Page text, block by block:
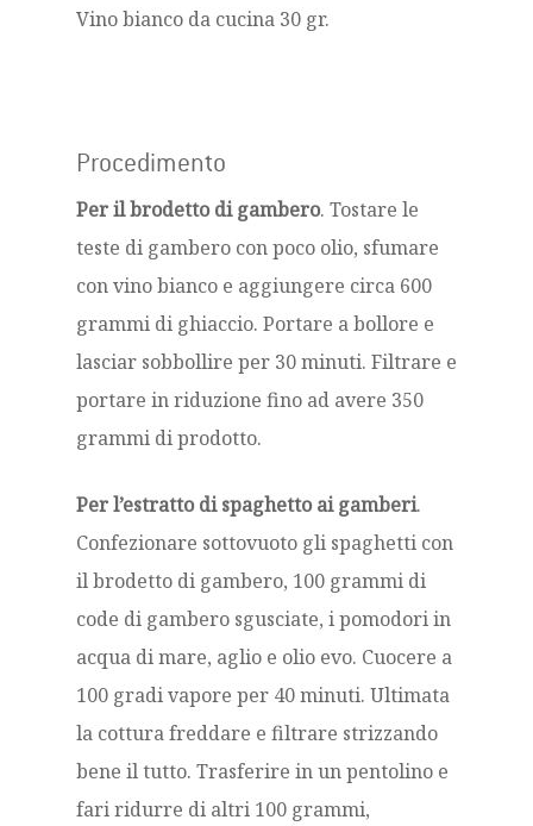
Vino bianco da cucina 30 gr.
Procedimento
Per il brodetto di gambero. Tostare le
teste di gambero con poco olio, sfumare
con vino bianco e aggiungere circa 600
grammi di ghiaccio. Portare a bollore e
lasciar sobbollire per 30 minuti. Filtrare e
portare in riduzione fino ad avere 350
grammi di prodotto.
Per l’estratto di spaghetto ai gamberi.
Confezionare sottovuoto gli spaghetti con
il brodetto di gambero, 100 grammi di
code di gambero sgusciate, i pomodori in
acqua di mare, aglio e olio evo. Cuocere a
100 gradi vapore per 40 minuti. Ultimata
la cottura freddare e filtrare strizzando
bene il tutto. Trasferire in un pentolino e
fari ridurre di altri 100 grammi,